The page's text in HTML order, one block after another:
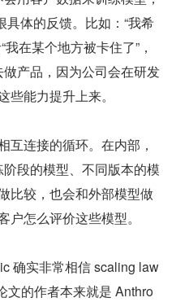
体的反馈。比如：“我希
在某个地方被卡住了”，
产品，因为公司会在研发
能力提升上来。
互连接的循环。在内部，
段的模型、不同版本的模
比较，也会和外部模型做
怎么评价这些模型。
确实非常相信 scaling law
文的作者本来就是 Anthro